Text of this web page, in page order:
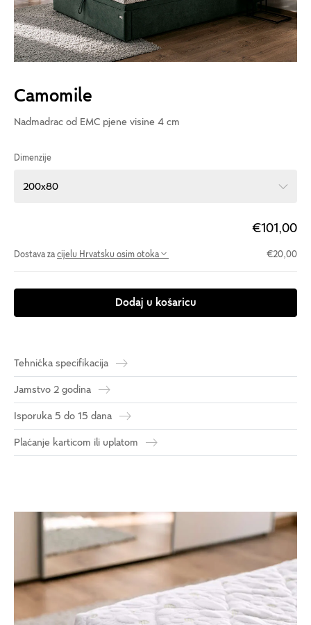
Camomile
Nadmadrac od EMC pjene visine 4 cm
Dimenzije
200x80
€101,00
Dostava za cijelu Hrvatsku osim otoka €20,00
Dodaj u košaricu
Tehnička specifikacija
Jamstvo 2 godina
Isporuka 5 do 15 dana
Plaćanje karticom ili uplatom